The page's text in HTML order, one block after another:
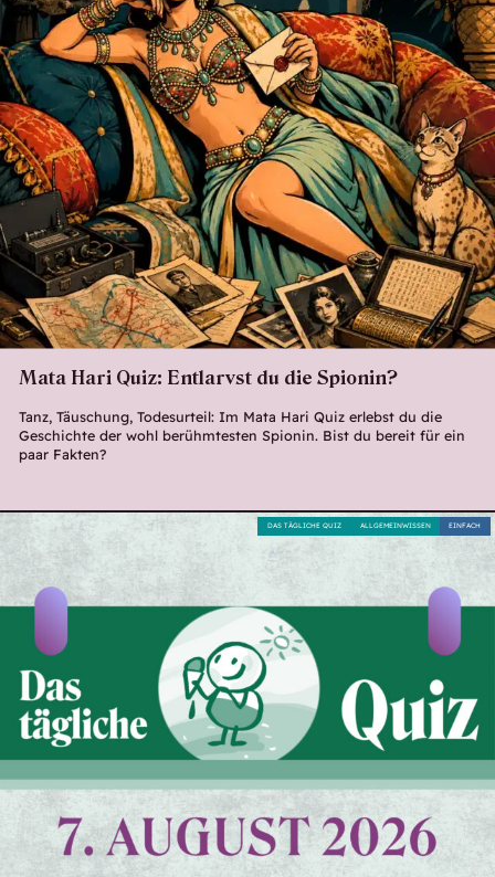
Mata Hari Quiz: Entlarvst du die Spionin?
Tanz, Täuschung, Todesurteil: Im Mata Hari Quiz erlebst du die
Geschichte der wohl berühmtesten Spionin. Bist du bereit für ein
paar Fakten?
EINFACH
ALLGEMEINWISSEN
DAS TÄGLICHE QUIZ